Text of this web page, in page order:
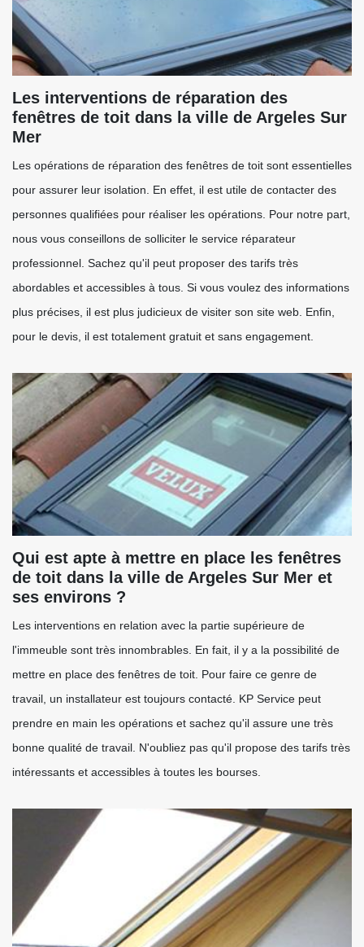
Les interventions de réparation des
fenêtres de toit dans la ville de Argeles Sur
Mer
Les opérations de réparation des fenêtres de toit sont essentielles
pour assurer leur isolation. En effet, il est utile de contacter des
personnes qualifiées pour réaliser les opérations. Pour notre part,
nous vous conseillons de solliciter le service réparateur
professionnel. Sachez qu'il peut proposer des tarifs très
abordables et accessibles à tous. Si vous voulez des informations
plus précises, il est plus judicieux de visiter son site web. Enfin,
pour le devis, il est totalement gratuit et sans engagement.
Qui est apte à mettre en place les fenêtres
de toit dans la ville de Argeles Sur Mer et
ses environs ?
Les interventions en relation avec la partie supérieure de
l'immeuble sont très innombrables. En fait, il y a la possibilité de
mettre en place des fenêtres de toit. Pour faire ce genre de
travail, un installateur est toujours contacté. KP Service peut
prendre en main les opérations et sachez qu'il assure une très
bonne qualité de travail. N'oubliez pas qu'il propose des tarifs très
intéressants et accessibles à toutes les bourses.